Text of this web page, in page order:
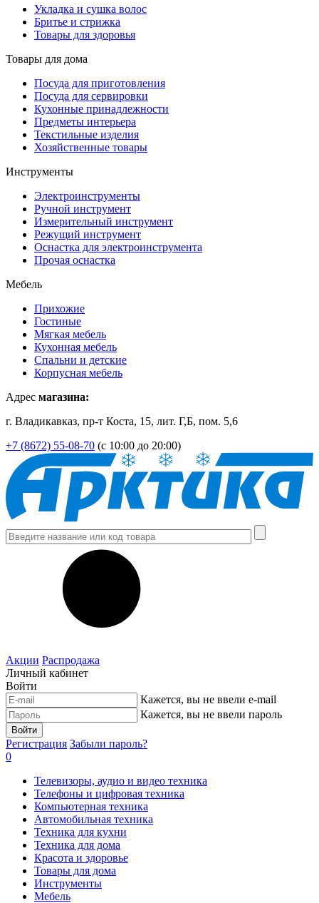
Укладка и сушка волос
Бритье и стрижка
Товары для здоровья
Товары для дома
Посуда для приготовления
Посуда для сервировки
Кухонные принадлежности
Предметы интерьера
Текстильные изделия
Хозяйственные товары
Инструменты
Электроинструменты
Ручной инструмент
Измерительный инструмент
Режущий инструмент
Оснастка для электроинструмента
Прочая оснастка
Мебель
Прихожие
Гостиные
Мягкая мебель
Кухонная мебель
Спальни и детские
Корпусная мебель
Адрес магазина:
г. Владикавказ, пр-т Коста, 15, лит. Г,Б, пом. 5,6
+7 (8672) 55-08-70 (с 10:00 до 20:00)
Акции Распродажа
Личный кабинет
Войти
Кажется, вы не ввели e-mail
Кажется, вы не ввели пароль
Войти
Регистрация Забыли пароль?
0
Телевизоры, аудио и видео техника
Телефоны и цифровая техника
Компьютерная техника
Автомобильная техника
Техника для кухни
Техника для дома
Красота и здоровье
Товары для дома
Инструменты
Мебель